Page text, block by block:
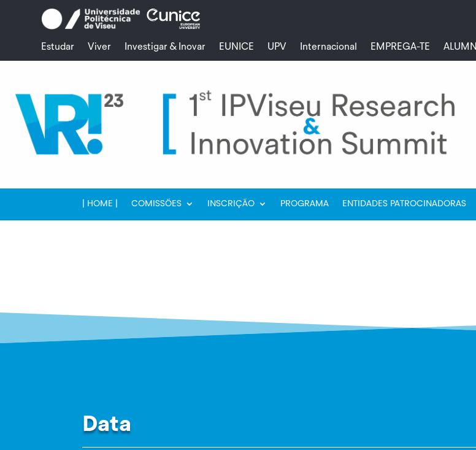
Estudar Viver Investigar & Inovar EUNICE UPV Internacional EMPREGA-TE ALUMNI
| HOME | COMISSÕES INSCRIÇÃO PROGRAMA ENTIDADES PATROCINADORAS
Data